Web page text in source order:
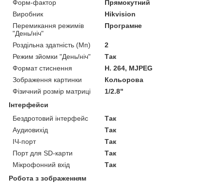
Форм-фактор
Прямокутний
Виробник
Hikvision
Перемикання режимів
"День/ніч"
Програмне
Роздільна здатність (Мп)
2
Режим зйомки "День/ніч"
Так
Формат стиснення
H. 264, MJPEG
Зображення картинки
Кольорова
Фізичний розмір матриці
1/2.8"
Інтерфейси
Бездротовий інтерфейс
Так
Аудиовихід
Так
ІЧ-порт
Так
Порт для SD-карти
Так
Мікрофонний вхід
Так
Робота з зображенням